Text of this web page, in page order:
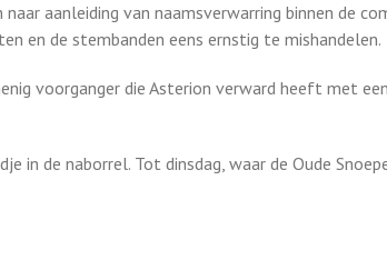
aanleiding van naamsverwarring binnen de
en de stembanden eens ernstig te mishandelen.
voorganger die Asterion verward heeft met
in de naborrel. Tot dinsdag, waar de Oude